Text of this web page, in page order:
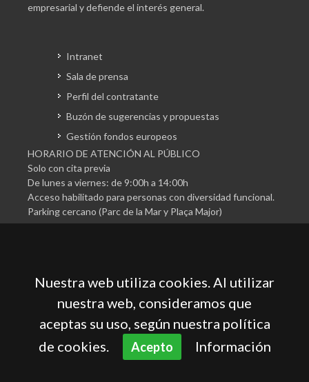
empresarial y defiende el interés general.
Intranet
Sala de prensa
Perfil del contratante
Buzón de sugerencias y propuestas
Gestión fondos europeos
HORARIO DE ATENCIÓN AL PÚBLICO
Solo con cita previa
De lunes a viernes: de 9:00h a 14:00h
Acceso habilitado para personas con diversidad funcional.
Parking cercano (Parc de la Mar y Plaça Major)
Cámara Oficial de Comercio, Industria, Servicios y
Navegación de Mallorca
Política de privacidad
Nuestra web utiliza cookies. Al utilizar
nuestra web, consideramos que
aceptas su uso, según nuestra política
de cookies.
Acepto Información